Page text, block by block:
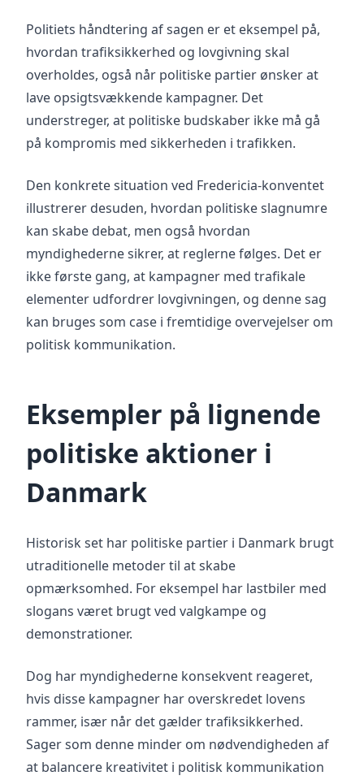
Politiets håndtering af sagen er et eksempel på,
hvordan trafiksikkerhed og lovgivning skal
overholdes, også når politiske partier ønsker at
lave opsigtsvækkende kampagner. Det
understreger, at politiske budskaber ikke må gå
på kompromis med sikkerheden i trafikken.
Den konkrete situation ved Fredericia-konventet
illustrerer desuden, hvordan politiske slagnumre
kan skabe debat, men også hvordan
myndighederne sikrer, at reglerne følges. Det er
ikke første gang, at kampagner med trafikale
elementer udfordrer lovgivningen, og denne sag
kan bruges som case i fremtidige overvejelser om
politisk kommunikation.
Eksempler på lignende
politiske aktioner i
Danmark
Historisk set har politiske partier i Danmark brugt
utraditionelle metoder til at skabe
opmærksomhed. For eksempel har lastbiler med
slogans været brugt ved valgkampe og
demonstrationer.
Dog har myndighederne konsekvent reageret,
hvis disse kampagner har overskredet lovens
rammer, især når det gælder trafiksikkerhed.
Sager som denne minder om nødvendigheden af
at balancere kreativitet i politisk kommunikation